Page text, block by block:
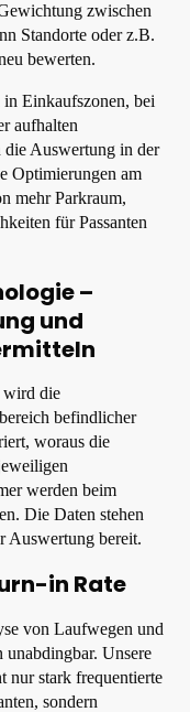
zwischen
Standorte oder z.B.
bewerten.
Einkaufszonen, bei
aufhalten
die Auswertung in der
Optimierungen am
mehr Parkraum,
für Passanten
–
und
wird die
befindlicher
woraus die
werden beim
Die Daten stehen
Auswertung bereit.
in Rate
von Laufwegen und
Unsere
nur stark frequentierte
sondern